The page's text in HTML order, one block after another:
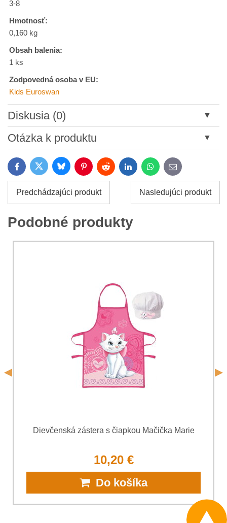
3-8
Hmotnosť:
0,160 kg
Obsah balenia:
1 ks
Zodpovedná osoba v EU:
Kids Euroswan
Diskusia (0)
Nový komentár
Názov:
Meno:*
Súhlasím so spracovaním osobných údajov za účelom
odoslania formulára. Oboznámil som sa s
Ochrany osobných údajov spoločnosti Bomba
Otázka k produktu
*
Váš e-mail:*
FacebookTwitter BlueskyPinterestReddit LinkedInWhatsApp
E-
mail
Predchádzajúci produkt Nasledujúci produkt
Podobné produkty
Dievčenská zástera s čiapkou Mačička Marie
10,20 €
Do košíka